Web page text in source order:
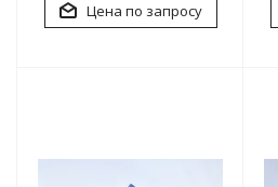
Цена по запросу